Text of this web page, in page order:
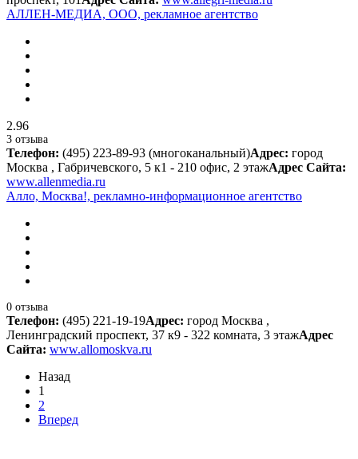
АЛЛЕН-МЕДИА, ООО, рекламное агентство
2.96
3 отзыва
Телефон: (495) 223-89-93 (многоканальный)Адрес: город
Москва , Габричевского, 5 к1 - 210 офис, 2 этажАдрес Сайта:
www.allenmedia.ru
Алло, Москва!, рекламно-информационное агентство
0 отзыва
Телефон: (495) 221-19-19Адрес: город Москва ,
Ленинградский проспект, 37 к9 - 322 комната, 3 этажАдрес
Сайта: www.allomoskva.ru
Назад
1
2
Вперед